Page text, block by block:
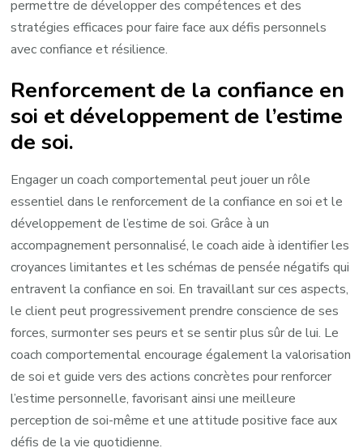
permettre de développer des compétences et des
stratégies efficaces pour faire face aux défis personnels
avec confiance et résilience.
Renforcement de la confiance en
soi et développement de l’estime
de soi.
Engager un coach comportemental peut jouer un rôle
essentiel dans le renforcement de la confiance en soi et le
développement de l’estime de soi. Grâce à un
accompagnement personnalisé, le coach aide à identifier les
croyances limitantes et les schémas de pensée négatifs qui
entravent la confiance en soi. En travaillant sur ces aspects,
le client peut progressivement prendre conscience de ses
forces, surmonter ses peurs et se sentir plus sûr de lui. Le
coach comportemental encourage également la valorisation
de soi et guide vers des actions concrètes pour renforcer
l’estime personnelle, favorisant ainsi une meilleure
perception de soi-même et une attitude positive face aux
défis de la vie quotidienne.